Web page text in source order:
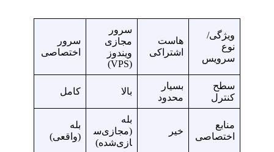
ویژگی‌/
نوع
سرویس
هاست
اشتراکی
سرور
مجازی
ویندوز
(VPS)
سرور
اختصاصی
سطح
کنترل
بسیار
محدود
بالا کامل
منابع
اختصاصی
خیر
بله
(مجازی‌س
ازی‌شده)
بله
(واقعی)